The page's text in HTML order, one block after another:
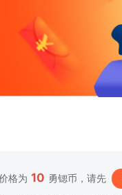
格为 10 勇锶币，请先